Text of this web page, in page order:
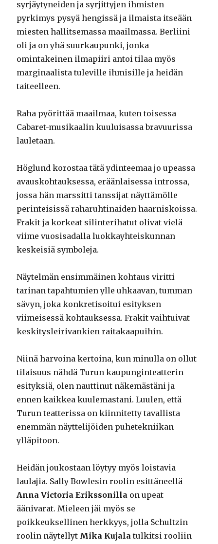
syrjäytyneiden ja syrjittyjen ihmisten
pyrkimys pysyä hengissä ja ilmaista itseään
miesten hallitsemassa maailmassa. Berliini
oli ja on yhä suurkaupunki, jonka
omintakeinen ilmapiiri antoi tilaa myös
marginaalista tuleville ihmisille ja heidän
taiteelleen.
Raha pyörittää maailmaa, kuten toisessa
Cabaret-musikaalin kuuluisassa bravuurissa
lauletaan.
Höglund korostaa tätä ydinteemaa jo upeassa
avauskohtauksessa, eräänlaisessa introssa,
jossa hän marssitti tanssijat näyttämölle
perinteisissä raharuhtinaiden haarniskoissa.
Frakit ja korkeat silinterihatut olivat vielä
viime vuosisadalla luokkayhteiskunnan
keskeisiä symboleja.
Näytelmän ensimmäinen kohtaus viritti
tarinan tapahtumien ylle uhkaavan, tumman
sävyn, joka konkretisoitui esityksen
viimeisessä kohtauksessa. Frakit vaihtuivat
keskitysleirivankien raitakaapuihin.
Niinä harvoina kertoina, kun minulla on ollut
tilaisuus nähdä Turun kaupunginteatterin
esityksiä, olen nauttinut näkemästäni ja
ennen kaikkea kuulemastani. Luulen, että
Turun teatterissa on kiinnitetty tavallista
enemmän näyttelijöiden puhetekniikan
ylläpitoon.
Heidän joukostaan löytyy myös loistavia
laulajia. Sally Bowlesin roolin esittäneellä
Anna Victoria Erikssonilla on upeat
äänivarat. Mieleen jäi myös se
poikkeuksellinen herkkyys, jolla Schultzin
roolin näytellyt Mika Kujala tulkitsi rooliin